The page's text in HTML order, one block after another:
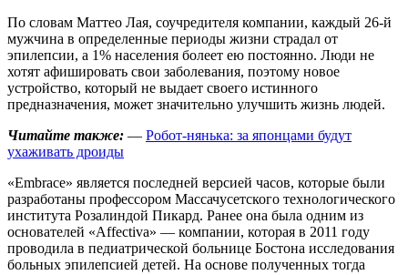
По словам Маттео Лая, соучредителя компании, каждый 26-й
мужчина в определенные периоды жизни страдал от
эпилепсии, а 1% населения болеет ею постоянно. Люди не
хотят афишировать свои заболевания, поэтому новое
устройство, который не выдает своего истинного
предназначения, может значительно улучшить жизнь людей.
Читайте также: — Робот-нянька: за японцами будут
ухаживать дроиды
«Embrace» является последней версией часов, которые были
разработаны профессором Массачусетского технологического
института Розалиндой Пикард. Ранее она была одним из
основателей «Affectiva» — компании, которая в 2011 году
проводила в педиатрической больнице Бостона исследования
больных эпилепсией детей. На основе полученных тогда